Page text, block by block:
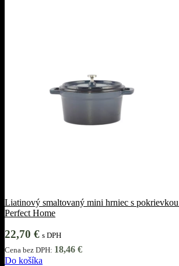
Liatinový smaltovaný mini hrniec s
Perfect Home
22,70 € s DPH
Cena bez DPH: 18,46 €
Do košíka